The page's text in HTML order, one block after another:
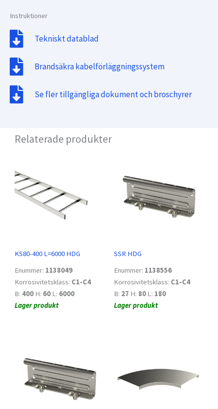
Instruktioner
Tekniskt datablad
Brandsäkra kabelförläggningssystem
Se fler tillgängliga dokument och broschyrer
Relaterade produkter
KS80-400 L=6000 HDG
Enummer: 1138049
Korrosivitetsklass: C1-C4
B: 400 H: 60 L: 6000
Lager produkt
SSR HDG
Enummer: 1138556
Korrosivitetsklass: C1-C4
B: 27 H: 80 L: 180
Lager produkt